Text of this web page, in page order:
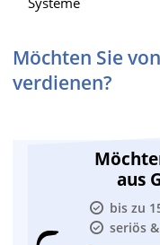
Möchten Sie
verdienen?
aus
bis zu
seriös